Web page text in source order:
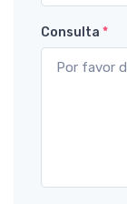
Consulta *